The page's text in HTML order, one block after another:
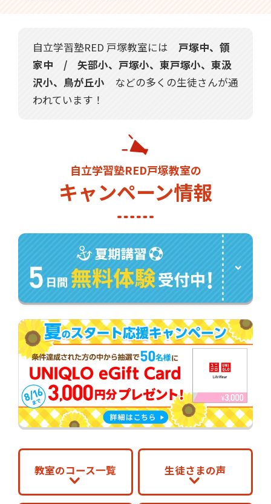
自立学習塾RED 戸塚教室には 戸塚中、領
家中 / 矢部小、戸塚小、東戸塚小、東汲
沢小、鳥が丘小 などの多くの生徒さんが通
われています！
自立学習塾RED戸塚教室の
キャンペーン情報
教室のコース一覧 生徒さまの声